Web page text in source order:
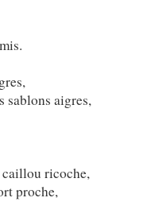
sablons aigres,
ricoche,
proche,